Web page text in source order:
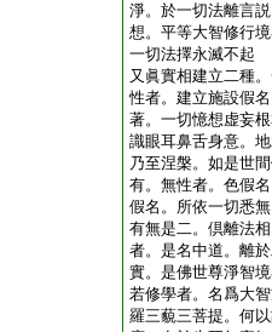
淨。於一切法離言
想。平等大智修行
一切法擇永滅不起
又眞實相建立二種
性者。建立施設假
著。一切憶想虚妄
識眼耳鼻舌身意。
乃至涅槃。如是世
有。無性者。色假
假名。所依一切悉
有無是二。倶離法
者。是名中道。離
實。是佛世尊淨智
若修學者。名爲大
羅三藐三菩提。何